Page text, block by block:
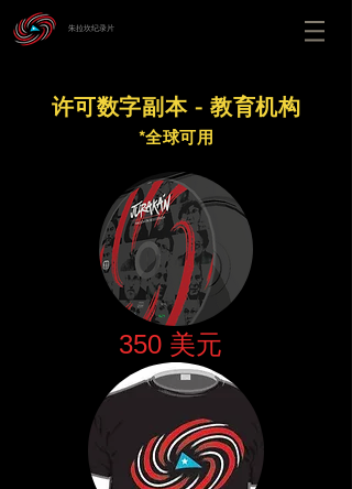
朱拉坎纪录片
许可数字副本 - 教育机构
*全球可用
350 美元